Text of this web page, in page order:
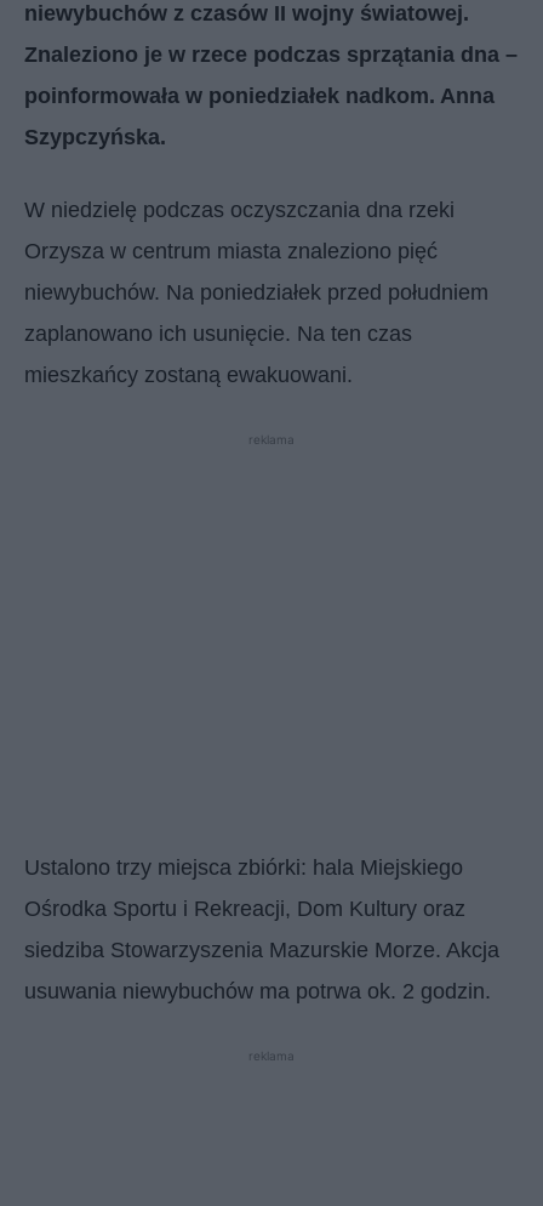
niewybuchów z czasów II wojny światowej.
Znaleziono je w rzece podczas sprzątania dna –
poinformowała w poniedziałek nadkom. Anna
Szypczyńska.
W niedzielę podczas oczyszczania dna rzeki
Orzysza w centrum miasta znaleziono pięć
niewybuchów. Na poniedziałek przed południem
zaplanowano ich usunięcie. Na ten czas
mieszkańcy zostaną ewakuowani.
reklama
Ustalono trzy miejsca zbiórki: hala Miejskiego
Ośrodka Sportu i Rekreacji, Dom Kultury oraz
siedziba Stowarzyszenia Mazurskie Morze. Akcja
usuwania niewybuchów ma potrwa ok. 2 godzin.
reklama